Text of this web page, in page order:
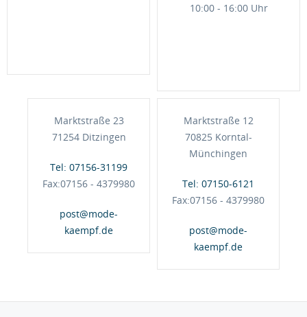
10:00 - 16:00 Uhr
Marktstraße 23
71254 Ditzingen
Tel: 07156-31199
Fax:07156 - 4379980
post@mode-
kaempf.de
Marktstraße 12
70825 Korntal-
Münchingen
Tel: 07150-6121
Fax:07156 - 4379980
post@mode-
kaempf.de